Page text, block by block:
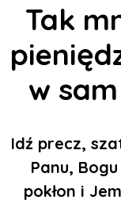
Tak
w
Idź precz,
Panu,
pokłon i